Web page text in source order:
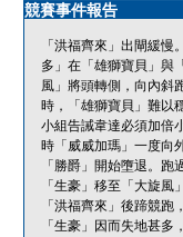
競賽事件報告
「洪福齊來」出閘緩
多」在「雄獅寶貝」與
風」將頭轉側，向內斜
時，「雄獅寶貝」難以
小組告誡韋達必須加倍
時「威威加瑪」一度向
「勝爵」開始墮退。
「生豪」移至「大旋
「洪福齊來」後蹄競
「生豪」因而失地甚